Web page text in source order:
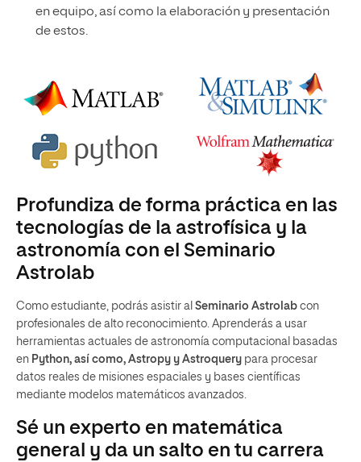
en equipo, así como la elaboración y presentación
de estos.
Profundiza de forma práctica en las
tecnologías de la astrofísica y la
astronomía con el Seminario
Astrolab
Como estudiante, podrás asistir al Seminario Astrolab con
profesionales de alto reconocimiento. Aprenderás a usar
herramientas actuales de astronomía computacional basadas
en Python, así como, Astropy y Astroquery para procesar
datos reales de misiones espaciales y bases científicas
mediante modelos matemáticos avanzados.
Sé un experto en matemática
general y da un salto en tu carrera